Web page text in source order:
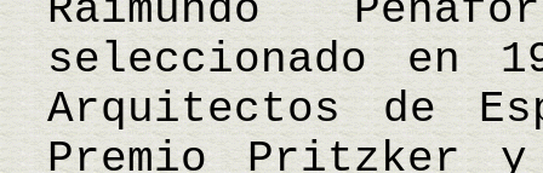
Raimundo
seleccionado en
Arquitectos de
Premio Pritzker